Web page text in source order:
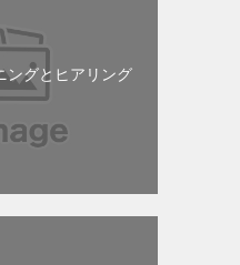
ングとヒアリング